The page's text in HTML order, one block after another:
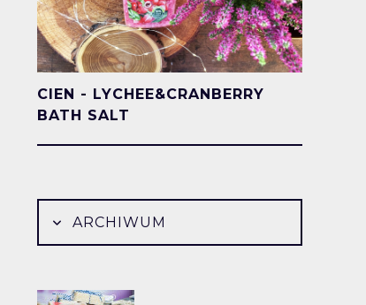
CIEN - LYCHEE&CRANBERRY
BATH SALT
ARCHIWUM